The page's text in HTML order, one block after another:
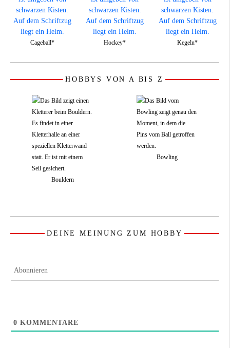
Cageball* Hockey* Kegeln*
HOBBYS VON A BIS Z
Bouldern
Bowling
DEINE MEINUNG ZUM HOBBY
Abonnieren
0 KOMMENTARE